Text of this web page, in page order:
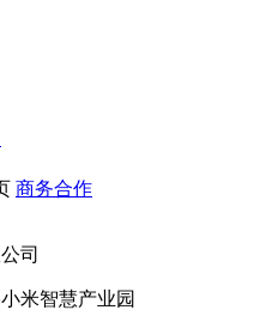
商务合作
司
米智慧产业园